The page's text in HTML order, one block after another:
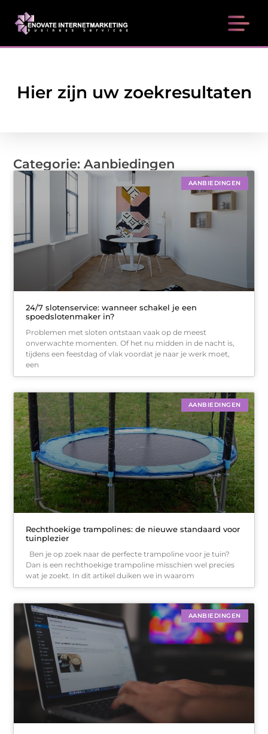
Hier zijn uw zoekresultaten
Categorie: Aanbiedingen
AANBIEDINGEN
24/7 slotenservice: wanneer schakel je een
spoedslotenmaker in?
Problemen met sloten ontstaan vaak op de meest
onverwachte momenten. Of het nu midden in de nacht is,
tijdens een feestdag of vlak voordat je naar je werk moet,
een
AANBIEDINGEN
Rechthoekige trampolines: de nieuwe standaard voor
tuinplezier
Ben je op zoek naar de perfecte trampoline voor je tuin?
Dan is een rechthoekige trampoline misschien wel precies
wat je zoekt. In dit artikel duiken we in waarom
AANBIEDINGEN